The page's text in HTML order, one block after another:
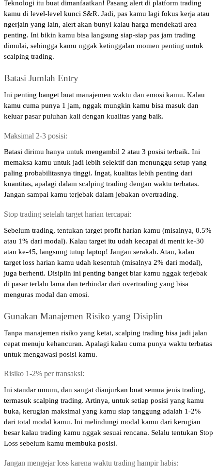
Teknologi itu buat dimanfaatkan! Pasang alert di platform trading
kamu di level-level kunci S&R. Jadi, pas kamu lagi fokus kerja atau
ngerjain yang lain, alert akan bunyi kalau harga mendekati area
penting. Ini bikin kamu bisa langsung siap-siap pas jam trading
dimulai, sehingga kamu nggak ketinggalan momen penting untuk
scalping trading.
Batasi Jumlah Entry
Ini penting banget buat manajemen waktu dan emosi kamu. Kalau
kamu cuma punya 1 jam, nggak mungkin kamu bisa masuk dan
keluar pasar puluhan kali dengan kualitas yang baik.
Maksimal 2-3 posisi:
Batasi dirimu hanya untuk mengambil 2 atau 3 posisi terbaik. Ini
memaksa kamu untuk jadi lebih selektif dan menunggu setup yang
paling probabilitasnya tinggi. Ingat, kualitas lebih penting dari
kuantitas, apalagi dalam scalping trading dengan waktu terbatas.
Jangan sampai kamu terjebak dalam jebakan overtrading.
Stop trading setelah target harian tercapai:
Sebelum trading, tentukan target profit harian kamu (misalnya, 0.5%
atau 1% dari modal). Kalau target itu udah kecapai di menit ke-30
atau ke-45, langsung tutup laptop! Jangan serakah. Atau, kalau
target loss harian kamu udah kesentuh (misalnya 2% dari modal),
juga berhenti. Disiplin ini penting banget biar kamu nggak terjebak
di pasar terlalu lama dan terhindar dari overtrading yang bisa
menguras modal dan emosi.
Gunakan Manajemen Risiko yang Disiplin
Tanpa manajemen risiko yang ketat, scalping trading bisa jadi jalan
cepat menuju kehancuran. Apalagi kalau cuma punya waktu terbatas
untuk mengawasi posisi kamu.
Risiko 1-2% per transaksi:
Ini standar umum, dan sangat dianjurkan buat semua jenis trading,
termasuk scalping trading. Artinya, untuk setiap posisi yang kamu
buka, kerugian maksimal yang kamu siap tanggung adalah 1-2%
dari total modal kamu. Ini melindungi modal kamu dari kerugian
besar kalau trading kamu nggak sesuai rencana. Selalu tentukan Stop
Loss sebelum kamu membuka posisi.
Jangan mengejar loss karena waktu trading hampir habis: